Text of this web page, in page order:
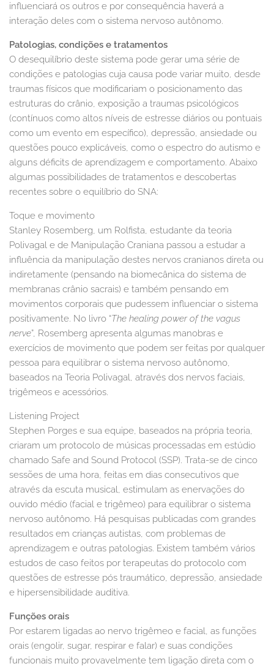
influenciará os outros e por consequência haverá a
interação deles com o sistema nervoso autônomo.
Patologias, condições e tratamentos
O desequilíbrio deste sistema pode gerar uma série de
condições e patologias cuja causa pode variar muito, desde
traumas físicos que modificariam o posicionamento das
estruturas do crânio, exposição a traumas psicológicos
(contínuos como altos níveis de estresse diários ou pontuais
como um evento em específico), depressão, ansiedade ou
questões pouco explicáveis, como o espectro do autismo e
alguns déficits de aprendizagem e comportamento. Abaixo
algumas possibilidades de tratamentos e descobertas
recentes sobre o equilíbrio do SNA:
Toque e movimento
Stanley Rosemberg, um Rolfista, estudante da teoria
Polivagal e de Manipulação Craniana passou a estudar a
influência da manipulação destes nervos cranianos direta ou
indiretamente (pensando na biomecânica do sistema de
membranas crânio sacrais) e também pensando em
movimentos corporais que pudessem influenciar o sistema
positivamente. No livro “The healing power of the vagus
nerve”, Rosemberg apresenta algumas manobras e
exercícios de movimento que podem ser feitas por qualquer
pessoa para equilibrar o sistema nervoso autônomo,
baseados na Teoria Polivagal, através dos nervos faciais,
trigêmeos e acessórios.
Listening Project
Stephen Porges e sua equipe, baseados na própria teoria,
criaram um protocolo de músicas processadas em estúdio
chamado Safe and Sound Protocol (SSP). Trata-se de cinco
sessões de uma hora, feitas em dias consecutivos que
através da escuta musical, estimulam as enervações do
ouvido médio (facial e trigêmeo) para equilibrar o sistema
nervoso autônomo. Há pesquisas publicadas com grandes
resultados em crianças autistas, com problemas de
aprendizagem e outras patologias. Existem também vários
estudos de caso feitos por terapeutas do protocolo com
questões de estresse pós traumático, depressão, ansiedade
e hipersensibilidade auditiva.
Funções orais
Por estarem ligadas ao nervo trigêmeo e facial, as funções
orais (engolir, sugar, respirar e falar) e suas condições
funcionais muito provavelmente tem ligação direta com o